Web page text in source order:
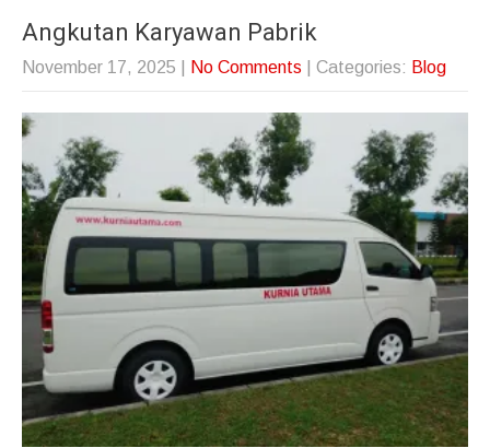
Angkutan Karyawan Pabrik
November 17, 2025 No Comments | Categories: Blog